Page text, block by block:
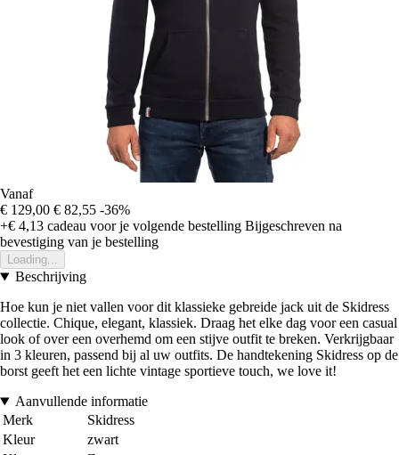
Vanaf
€ 129,00 € 82,55 -36%
+€ 4,13 cadeau voor je volgende bestelling Bijgeschreven na
bevestiging van je bestelling
Loading...
Beschrijving
Hoe kun je niet vallen voor dit klassieke gebreide jack uit de Skidress
collectie. Chique, elegant, klassiek. Draag het elke dag voor een casual
look of over een overhemd om een stijve outfit te breken. Verkrijgbaar
in 3 kleuren, passend bij al uw outfits. De handtekening Skidress op de
borst geeft het een lichte vintage sportieve touch, we love it!
Aanvullende informatie
Merk
Skidress
Kleur
zwart